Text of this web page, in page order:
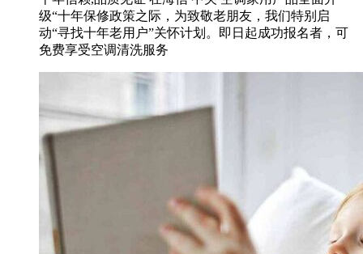
级“十年保修政策之际，为致敬老朋友，我们特别启
动“寻找十年老用户”关怀计划。即日起成功报名者，可
免费享受空调清洗服务